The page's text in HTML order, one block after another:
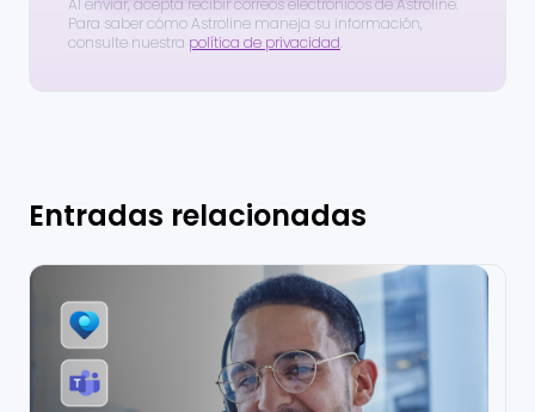
Al enviar, acepta recibir correos electrónicos de Astroline.
Para saber cómo Astroline maneja su información,
consulte nuestra política de privacidad.
Entradas relacionadas